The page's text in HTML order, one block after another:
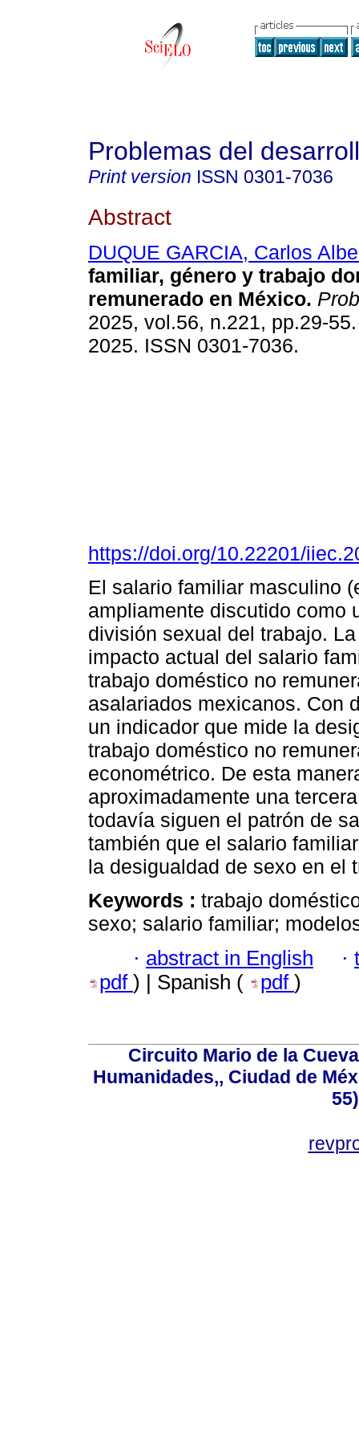
Problemas del
Print version ISSN 0301-7036
Abstract
DUQUE GARCIA, Carlos
familiar, género y trabajo
remunerado en México.
2025, vol.56, n.221, pp.29-
2025. ISSN 0301-7036.
https://doi.org/10.22201/
El salario familiar masculino
ampliamente discutido como
división sexual del trabajo.
impacto actual del salario
trabajo doméstico no
asalariados mexicanos. Con
un indicador que mide la
trabajo doméstico no
econométrico. De esta
aproximadamente una
todavía siguen el patrón de
también que el salario
la desigualdad de sexo en el
Keywords : trabajo
sexo; salario familiar;
· abstract in English ·
pdf ) | Spanish ( pdf )
Circuito Mario de la
Humanidades,, Ciudad de